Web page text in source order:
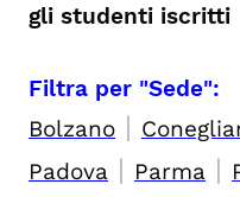
gli studenti iscritti
Filtra per "Sede":
Bolzano |
Padova | Parma |